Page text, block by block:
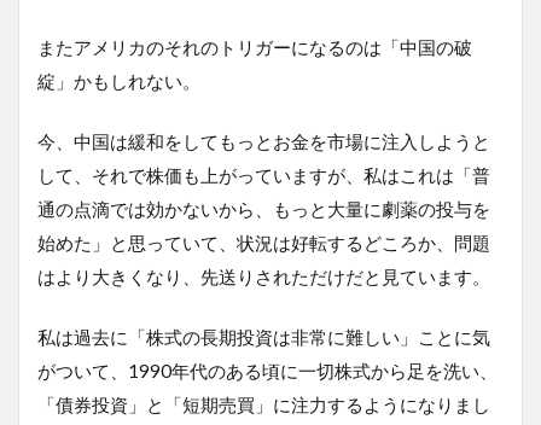
またアメリカのそれのトリガーになるのは「中国の破
綻」かもしれない。
今、中国は緩和をしてもっとお金を市場に注入しようと
して、それで株価も上がっていますが、私はこれは「普
通の点滴では効かないから、もっと大量に劇薬の投与を
始めた」と思っていて、状況は好転するどころか、問題
はより大きくなり、先送りされただけだと見ています。
私は過去に「株式の長期投資は非常に難しい」ことに気
がついて、1990年代のある頃に一切株式から足を洗い、
「債券投資」と「短期売買」に注力するようになりまし